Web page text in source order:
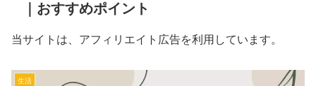
｜おすすめポイント
当サイトは、アフィリエイト広告を利用しています。
生活